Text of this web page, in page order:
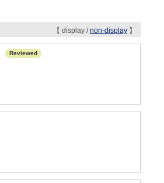
【 display /non-display 】
Reviewed